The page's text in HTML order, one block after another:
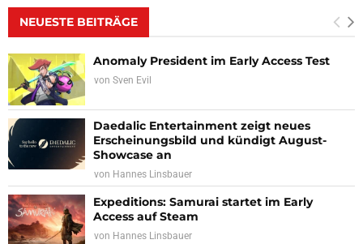
NEUESTE BEITRÄGE
Anomaly President im Early Access Test
von Sven Evil
Daedalic Entertainment zeigt neues
Erscheinungsbild und kündigt August-
Showcase an
von Hannes Linsbauer
Expeditions: Samurai startet im Early
Access auf Steam
von Hannes Linsbauer